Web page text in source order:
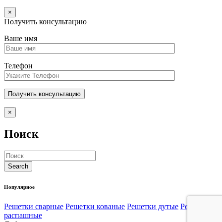
×
Получить консультацию
Ваше имя
Телефон
×
Поиск
Популярное
Решетки сварные Решетки кованые Решетки дутые Решетки
распашные